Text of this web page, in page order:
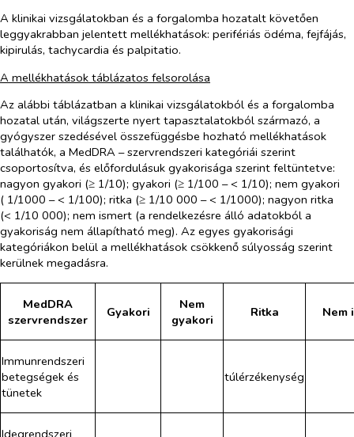
A klinikai vizsgálatokban és a forgalomba hozatalt követően
leggyakrabban jelentett mellékhatások: perifériás ödéma, fejfájás,
kipirulás, tachycardia és palpitatio.
A mellékhatások táblázatos felsorolása
Az alábbi táblázatban a klinikai vizsgálatokból és a forgalomba
hozatal után, világszerte nyert tapasztalatokból származó, a
gyógyszer szedésével összefüggésbe hozható mellékhatások
találhatók, a MedDRA – szervrendszeri kategóriái szerint
csoportosítva, és előfordulásuk gyakorisága szerint feltüntetve:
nagyon gyakori (≥ 1/10); gyakori (≥ 1/100 – < 1/10); nem gyakori
( 1/1000 – < 1/100); ritka (≥ 1/10 000 – < 1/1000); nagyon ritka
(< 1/10 000); nem ismert (a rendelkezésre álló adatokból a
gyakoriság nem állapítható meg). Az egyes gyakorisági
kategóriákon belül a mellékhatások csökkenő súlyosság szerint
kerülnek megadásra.
MedDRA
szervrendszer
Gyakori
Nem
gyakori
Ritka Nem
Immunrendszeri
betegségek és
tünetek
túlérzékenység
Idegrendszeri